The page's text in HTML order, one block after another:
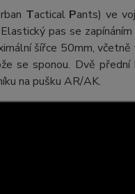
rban Tactical Pants) ve
pas se
šířce 50mm,
se sponou. Dvě
na pušku AR/AK.